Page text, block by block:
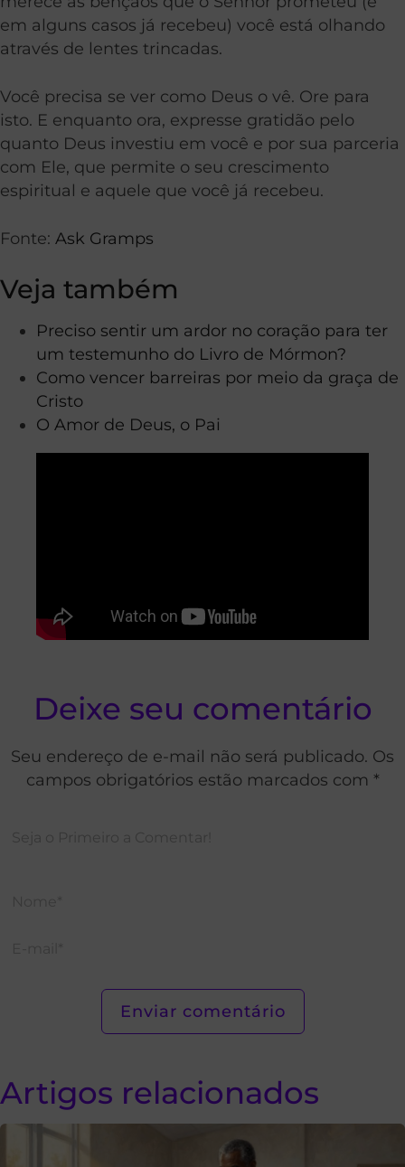
em alguns casos já recebeu) você está olhando
através de lentes trincadas.
Você precisa se ver como Deus o vê. Ore para
isto. E enquanto ora, expresse gratidão pelo
quanto Deus investiu em você e por sua parceria
com Ele, que permite o seu crescimento
espiritual e aquele que você já recebeu.
Fonte: Ask Gramps
Veja também
Preciso sentir um ardor no coração para ter
um testemunho do Livro de Mórmon?
Como vencer barreiras por meio da graça de
Cristo
O Amor de Deus, o Pai
Deixe seu comentário
Seu endereço de e-mail não será publicado. Os
campos obrigatórios estão marcados com *
Artigos relacionados